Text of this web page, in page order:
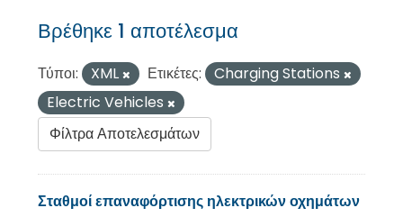
Βρέθηκε 1 αποτέλεσμα
Τύποι: XML Ετικέτες:
Charging Stations
Electric Vehicles
Φίλτρα Αποτελεσμάτων
Σταθμοί επαναφόρτισης ηλεκτρικών οχημάτων